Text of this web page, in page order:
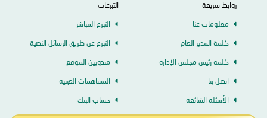
روابط سريعة
معلومات عنا
كلمة المدير العام
كلمة رئيس مجلس الإدارة
اتصل بنا
الأسئلة الشائعة
التبرعات
التبرع المباشر
التبرع عن طريق الرسائل النصية
مندوبين الموقع
المساهمات العينية
حساب البنك